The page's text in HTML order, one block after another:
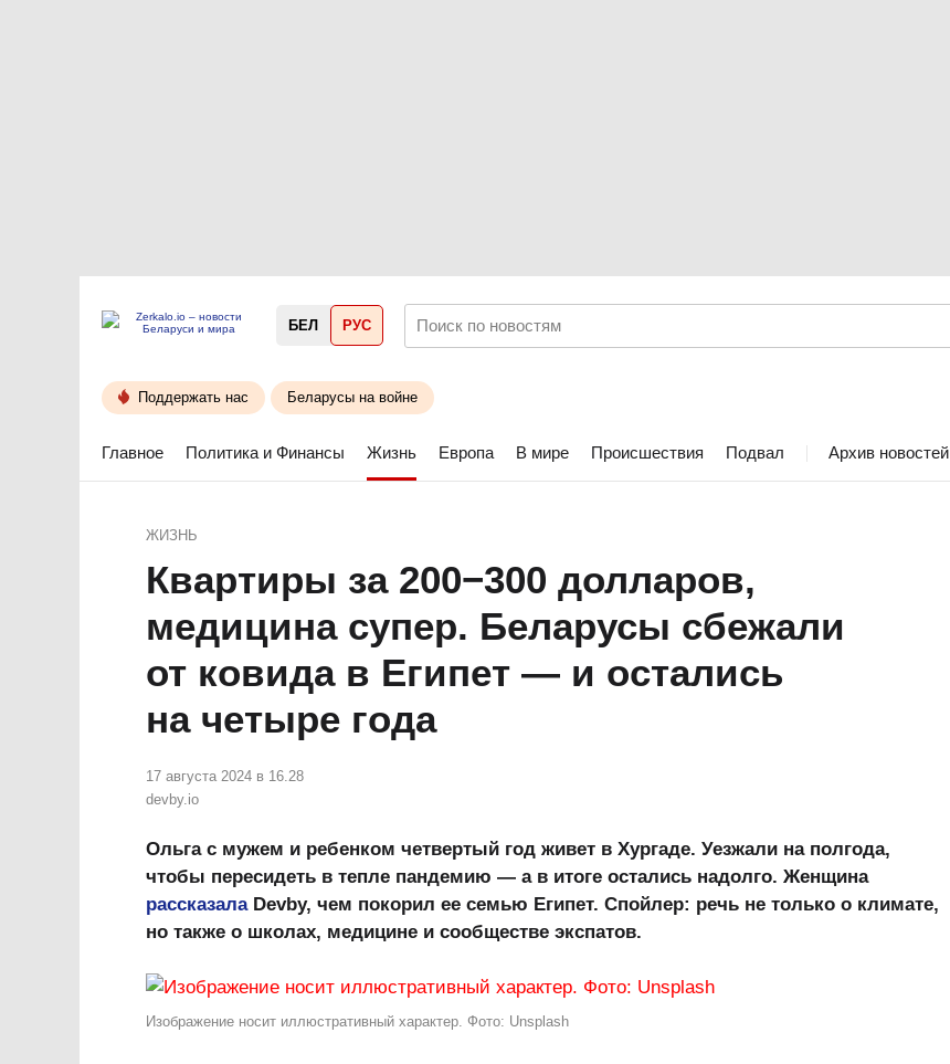
БЕЛ РУС
Поддержать нас Беларусы на войне
Главное Политика и Финансы Жизнь Европа В мире Происшествия Подвал Архив новостей
ЖИЗНЬ
Квартиры за 200−300 долларов,
медицина супер. Беларусы сбежали
от ковида в Египет — и остались
на четыре года
17 августа 2024 в 16.28
devby.io
Ольга с мужем и ребенком четвертый год живет в Хургаде. Уезжали на полгода,
чтобы пересидеть в тепле пандемию — а в итоге остались надолго. Женщина
рассказалаDevby, чем покорил ее семью Египет. Спойлер: речь не только о климате,
но также о школах, медицине и сообществе экспатов.
Изображение носит иллюстративный характер. Фото: Unsplash